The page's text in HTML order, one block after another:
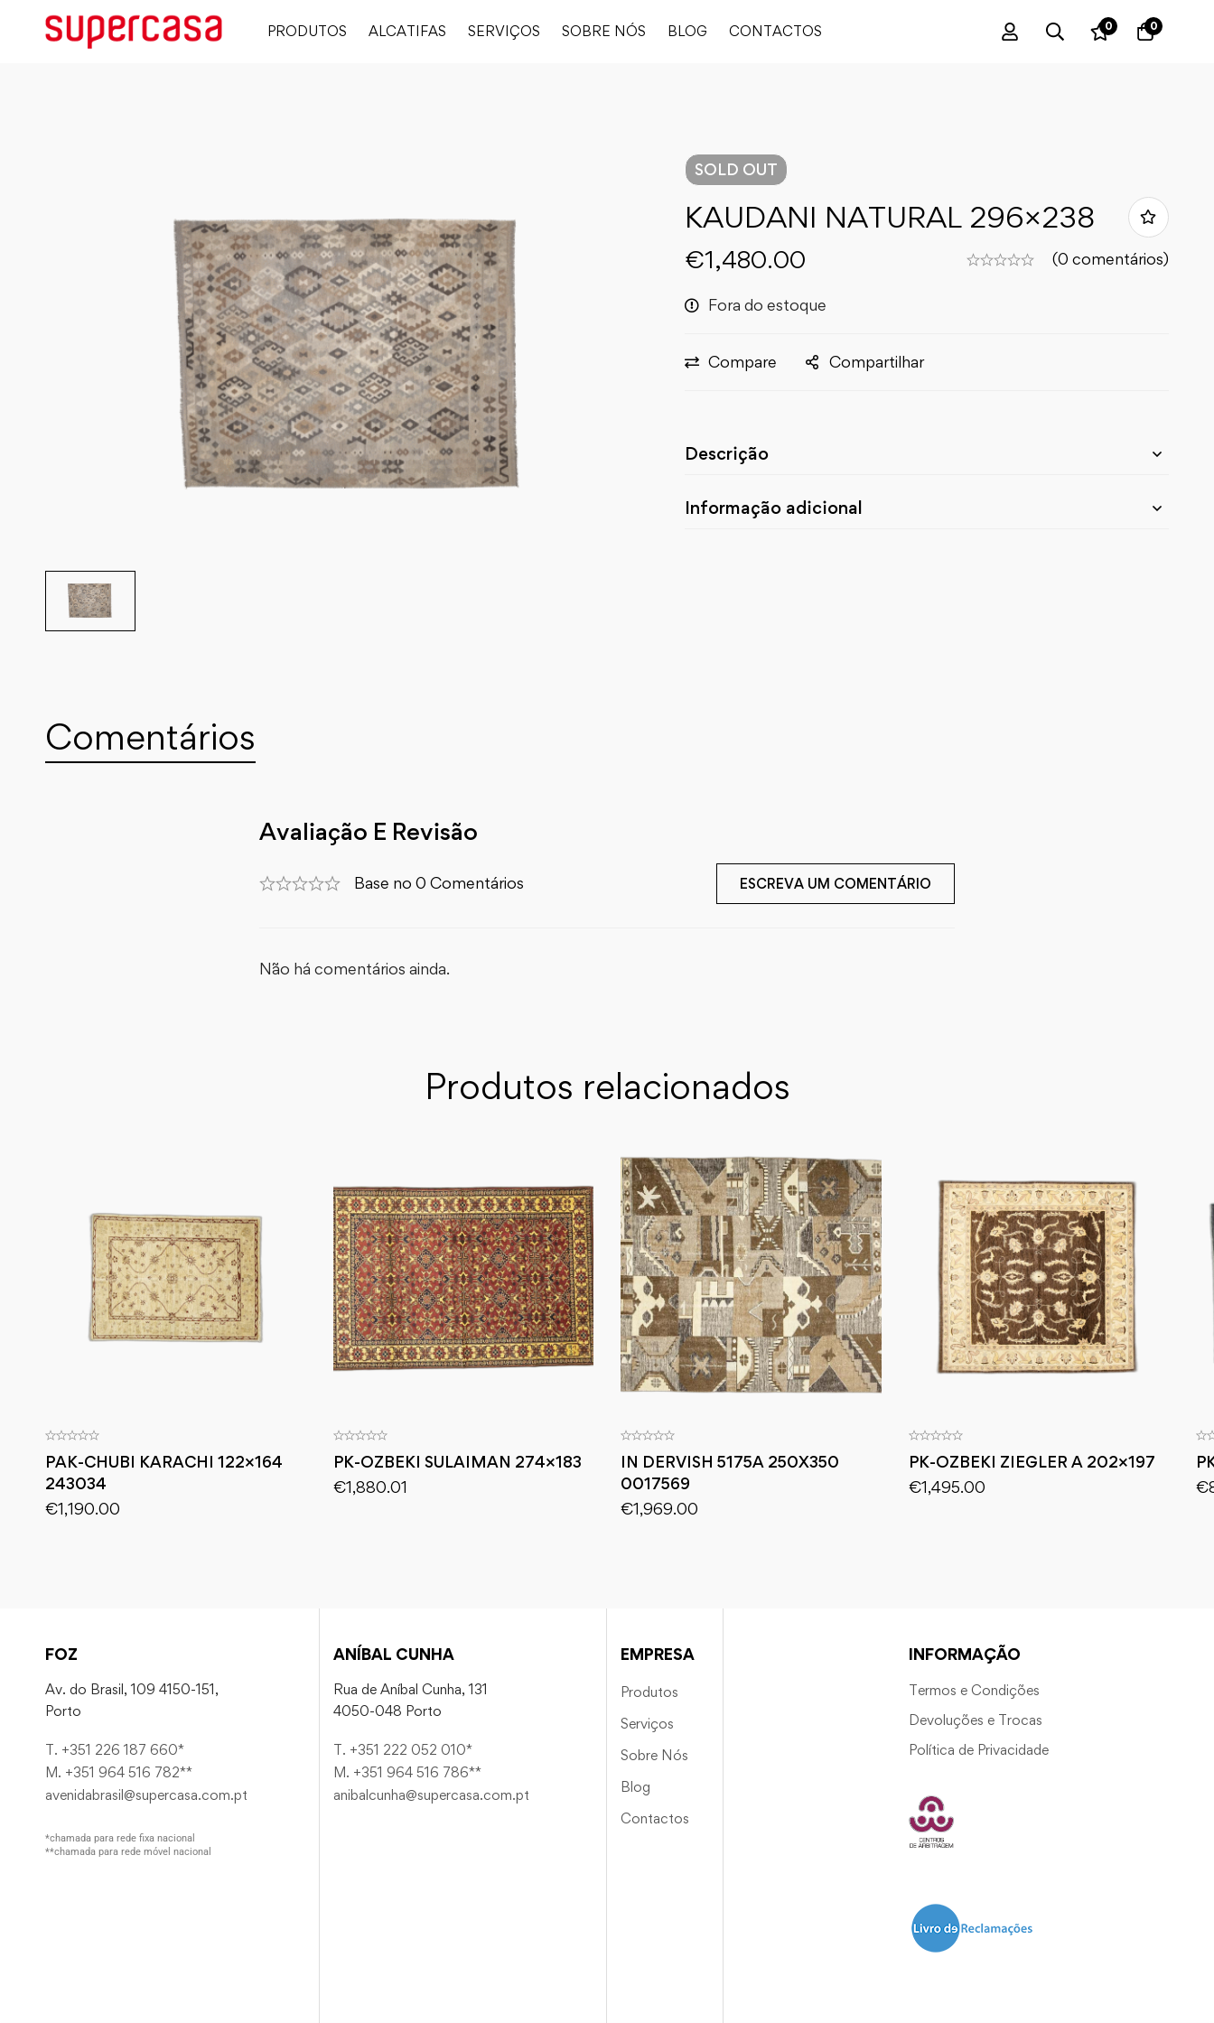
PRODUTOS ALCATIFAS SERVIÇOS SOBRE NÓS BLOG CONTACTOS 0 0
SOLD OUT
KAUDANI NATURAL 296×238
€1,480.00 (0 comentários)
Fora do estoque
Compare Compartilhar
Descrição
Informação adicional
Comentários
Avaliação E Revisão
Base no 0 Comentários ESCREVA UM COMENTÁRIO
Não há comentários ainda.
Produtos relacionados
PAK-CHUBI KARACHI 122×164
243034
€1,190.00
PK-OZBEKI SULAIMAN 274×183
€1,880.01
IN DERVISH 5175A 250X350
0017569
€1,969.00
PK-OZBEKI ZIEGLER A 202×197
€1,495.00
€
FOZ
Av. do Brasil, 109 4150-151,
Porto
T. +351 226 187 660*
M. +351 964 516 782**
avenidabrasil@supercasa.com.pt
*chamada para rede fixa nacional
**chamada para rede móvel nacional
ANÍBAL CUNHA
Rua de Aníbal Cunha, 131
4050-048 Porto
T. +351 222 052 010*
M. +351 964 516 786**
anibalcunha@supercasa.com.pt
EMPRESA
Produtos
Serviços
Sobre Nós
Blog
Contactos
INFORMAÇÃO
Termos e Condições
Devoluções e Trocas
Política de Privacidade